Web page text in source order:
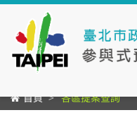
首頁 各區提案查詢